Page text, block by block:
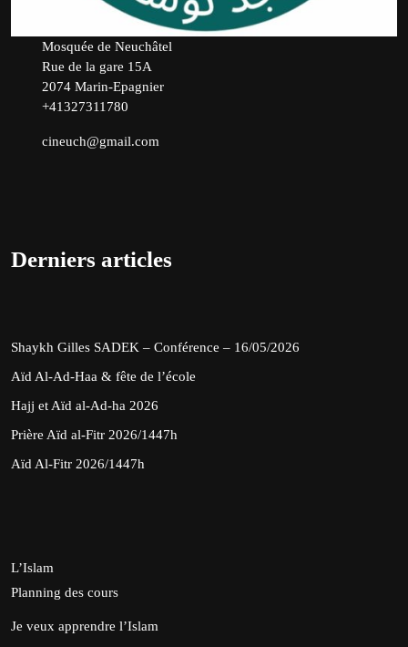
Mosquée de Neuchâtel
Rue de la gare 15A
2074 Marin-Epagnier
+41327311780
cineuch@gmail.com
Derniers articles
Shaykh Gilles SADEK – Conférence – 16/05/2026
Aïd Al-Ad-Haa & fête de l’école
Hajj et Aïd al-Ad-ha 2026
Prière Aïd al-Fitr 2026/1447h
Aïd Al-Fitr 2026/1447h
L’Islam
Planning des cours
Je veux apprendre l’Islam